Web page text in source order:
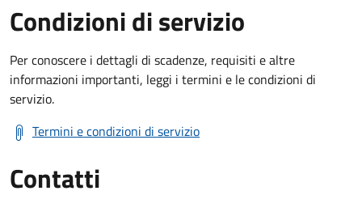
Condizioni di servizio
Per conoscere i dettagli di scadenze, requisiti e altre
informazioni importanti, leggi i termini e le condizioni di
servizio.
Termini e condizioni di servizio
Contatti